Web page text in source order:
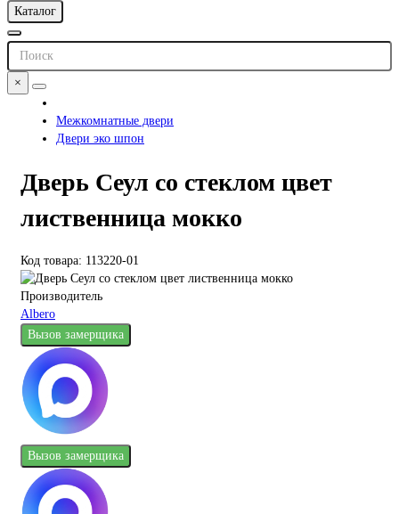
Каталог
×
Межкомнатные двери
Двери эко шпон
Дверь Сеул со стеклом цвет
лиственница мокко
Код товара: 113220-01
Производитель
Albero
Вызов замерщика
Вызов замерщика